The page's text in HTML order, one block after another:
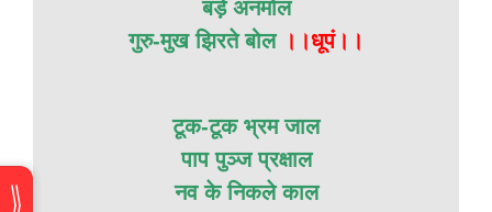
बड़े अनमोल
गुरु-मुख झिरते बोल ।।धूपं।।
टूक-टूक भ्रम जाल
पाप पुञ्ज प्रक्षाल
नव के निकले काल